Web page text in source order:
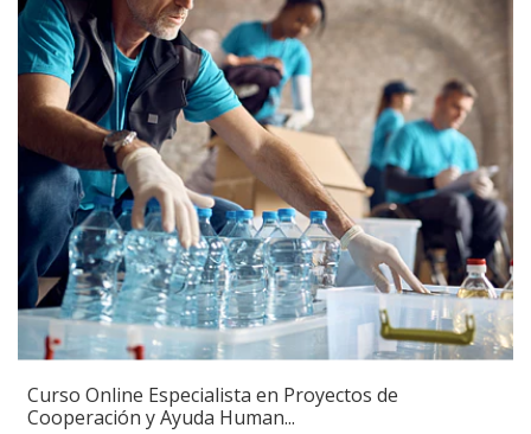
Curso Online Especialista en Proyectos de
Cooperación y Ayuda Human...